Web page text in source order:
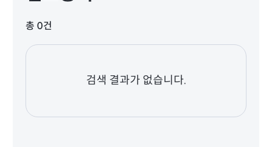
총 0건
검색 결과가 없습니다.